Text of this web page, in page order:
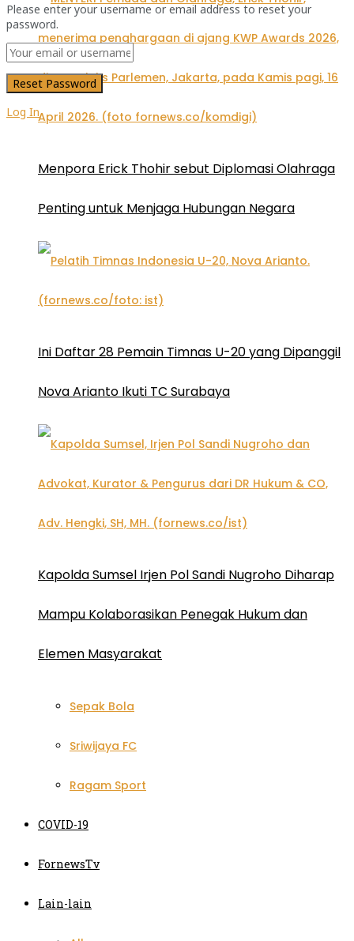
Menpora Erick Thohir sebut Diplomasi Olahraga
Penting untuk Menjaga Hubungan Negara
Ini Daftar 28 Pemain Timnas U-20 yang Dipanggil
Nova Arianto Ikuti TC Surabaya
Kapolda Sumsel Irjen Pol Sandi Nugroho Diharap
Mampu Kolaborasikan Penegak Hukum dan
Elemen Masyarakat
Sepak Bola
Sriwijaya FC
Ragam Sport
COVID-19
FornewsTv
Lain-lain
Please enter your username or email address to reset your
password.
Log In